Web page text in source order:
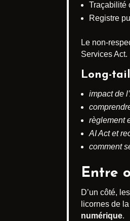
Traçabilité
Registre
Le non-
Services Act.
Long-
impact de
règlement
AI Act et
comment
Entre
D’un côté,
licornes de
numérique.